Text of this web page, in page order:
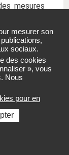
mesurer son
sociaux.
des cookies
», vous
Nous
pour en
mesures
un plan
à la
des
de suivi.